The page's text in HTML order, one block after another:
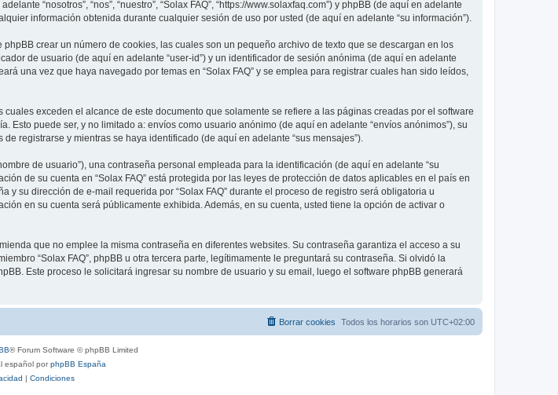
“nosotros”, “nos”, “nuestro”, “Solax FAQ”, “https://www.solaxfaq.com”) y phpBB (de aquí en adelante
información obtenida durante cualquier sesión de uso por usted (de aquí en adelante “su información”).
crear un número de cookies, las cuales son un pequeño archivo de texto que se descargan en los
de usuario (de aquí en adelante “user-id”) y un identificador de sesión anónima (de aquí en adelante
una vez que haya navegado por temas en “Solax FAQ” y se emplea para registrar cuales han sido leídos,
exceden el alcance de este documento que solamente se refiere a las páginas creadas por el software
puede ser, y no limitado a: envíos como usuario anónimo (de aquí en adelante “envíos anónimos”), su
registrarse y mientras se haya identificado (de aquí en adelante “sus mensajes”).
de usuario”), una contraseña personal empleada para la identificación (de aquí en adelante “su
de su cuenta en “Solax FAQ” está protegida por las leyes de protección de datos aplicables en el país en
su dirección de e-mail requerida por “Solax FAQ” durante el proceso de registro será obligatoria u
en su cuenta será públicamente exhibida. Además, en su cuenta, usted tiene la opción de activar o
que no emplee la misma contraseña en diferentes websites. Su contraseña garantiza el acceso a su
“Solax FAQ”, phpBB u otra tercera parte, legítimamente le preguntará su contraseña. Si olvidó la
Este proceso le solicitará ingresar su nombre de usuario y su email, luego el software phpBB generará
Todos los horarios son UTC+02:00
Borrar cookies
® Forum Software © phpBB Limited
español porphpBB España
| Condiciones